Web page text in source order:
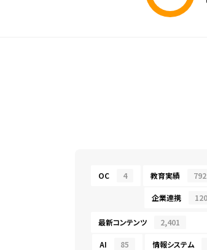
OC 4 教育実績 792
企業連携 120
最新コンテンツ 2,401
AI 85 情報システム